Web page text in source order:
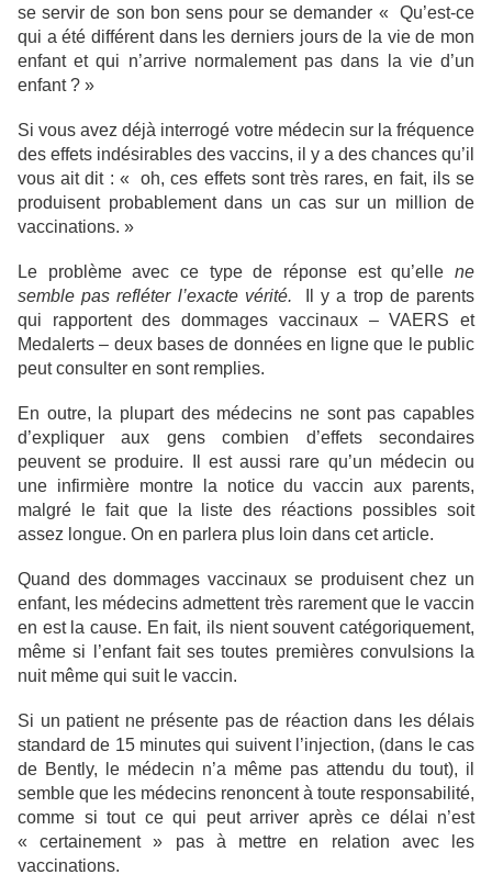
se servir de son bon sens pour se demander « Qu’est-ce
qui a été différent dans les derniers jours de la vie de mon
enfant et qui n’arrive normalement pas dans la vie d’un
enfant ? »
Si vous avez déjà interrogé votre médecin sur la fréquence
des effets indésirables des vaccins, il y a des chances qu’il
vous ait dit : « oh, ces effets sont très rares, en fait, ils se
produisent probablement dans un cas sur un million de
vaccinations. »
Le problème avec ce type de réponse est qu’elle ne
semble pas refléter l’exacte vérité. Il y a trop de parents
qui rapportent des dommages vaccinaux – VAERS et
Medalerts – deux bases de données en ligne que le public
peut consulter en sont remplies.
En outre, la plupart des médecins ne sont pas capables
d’expliquer aux gens combien d’effets secondaires
peuvent se produire. Il est aussi rare qu’un médecin ou
une infirmière montre la notice du vaccin aux parents,
malgré le fait que la liste des réactions possibles soit
assez longue. On en parlera plus loin dans cet article.
Quand des dommages vaccinaux se produisent chez un
enfant, les médecins admettent très rarement que le vaccin
en est la cause. En fait, ils nient souvent catégoriquement,
même si l’enfant fait ses toutes premières convulsions la
nuit même qui suit le vaccin.
Si un patient ne présente pas de réaction dans les délais
standard de 15 minutes qui suivent l’injection, (dans le cas
de Bently, le médecin n’a même pas attendu du tout), il
semble que les médecins renoncent à toute responsabilité,
comme si tout ce qui peut arriver après ce délai n’est
« certainement » pas à mettre en relation avec les
vaccinations.